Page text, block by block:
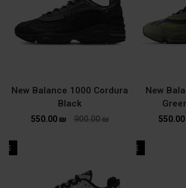
New
550.00
New Balance 1000 Cordura
Black
900.00₪
550.00 ₪
SALE